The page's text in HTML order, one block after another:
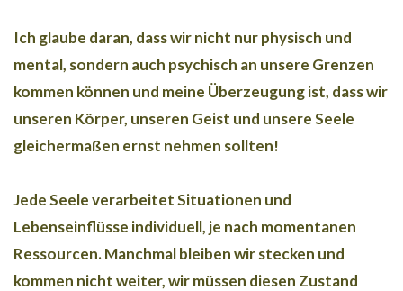
Ich glaube daran, dass wir nicht nur physisch und
mental, sondern auch psychisch an unsere Grenzen
kommen können und meine Überzeugung ist, dass wir
unseren Körper, unseren Geist und unsere Seele
gleichermaßen ernst nehmen sollten!
Jede Seele verarbeitet Situationen und
Lebenseinflüsse individuell, je nach momentanen
Ressourcen. Manchmal bleiben wir stecken und
kommen nicht weiter, wir müssen diesen Zustand